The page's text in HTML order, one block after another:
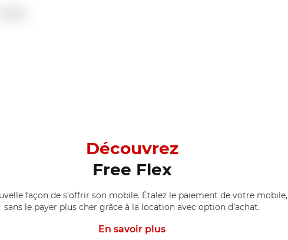
Découvrez
Free Flex
façon de s’offrir son mobile. Étalez le paiement de votre mobile,
sans le payer plus cher grâce à la location avec option d’achat.
En savoir plus